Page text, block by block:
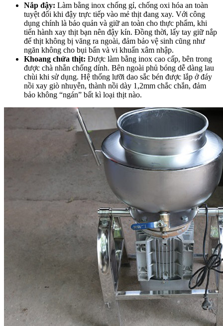
Nắp đậy: Làm bằng inox chống gỉ, chống oxi hóa an toàn
tuyệt đối khi đậy trực tiếp vào mẻ thịt đang xay. Với công
dụng chính là bảo quản và giữ an toàn cho thực phẩm, khi
tiến hành xay thịt bạn nên đậy kín. Đồng thời, lấy tay giữ nắp
để thịt không bị văng ra ngoài, đảm bảo vệ sinh cũng như
ngăn không cho bụi bẩn và vi khuẩn xâm nhập.
Khoang chứa thịt: Được làm bằng inox cao cấp, bên trong
được chà nhẵn chống dính. Bên ngoài phủ bóng dễ dàng lau
chùi khi sử dụng. Hệ thống lưỡi dao sắc bén được lắp ở đáy
nồi xay giò nhuyễn, thành nồi dày 1,2mm chắc chắn, đảm
bảo không “ngán” bất kì loại thịt nào.